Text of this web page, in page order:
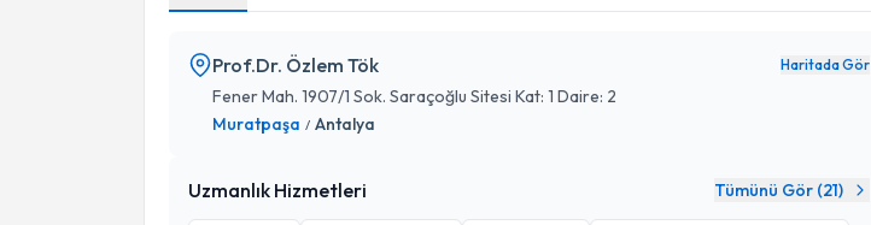
Prof.Dr. Özlem Tök Haritada Gör
Fener Mah. 1907/1 Sok. Saraçoğlu Sitesi Kat: 1 Daire: 2
Muratpaşa / Antalya
Uzmanlık Hizmetleri Tümünü Gör (21)